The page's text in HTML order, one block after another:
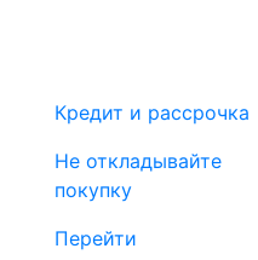
Кредит и рассрочка
Не откладывайте
покупку
Перейти